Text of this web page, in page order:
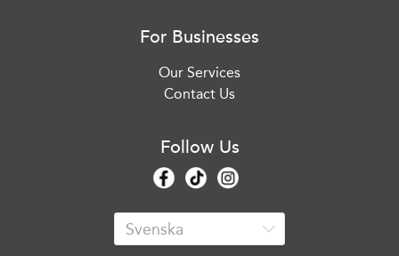
For Businesses
Our Services
Contact Us
Follow Us